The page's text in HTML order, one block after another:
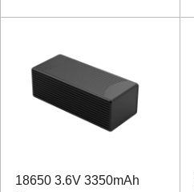
18650 3.6V 3350mAh